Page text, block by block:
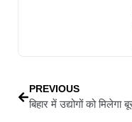
PREVIOUS